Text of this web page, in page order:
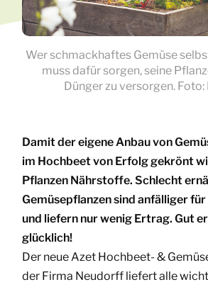
Wer schmackhaftes Gemüse
muss dafür sorgen, seine
Dünger zu versorgen.
Damit der eigene Anbau von
im Hochbeet von Erfolg gekrönt
Pflanzen Nährstoffe. Schlecht
Gemüsepflanzen sind anfälliger
und liefern nur wenig Ertrag. Gut
glücklich!
Der neue Azet Hochbeet- &
der Firma Neudorff liefert alle